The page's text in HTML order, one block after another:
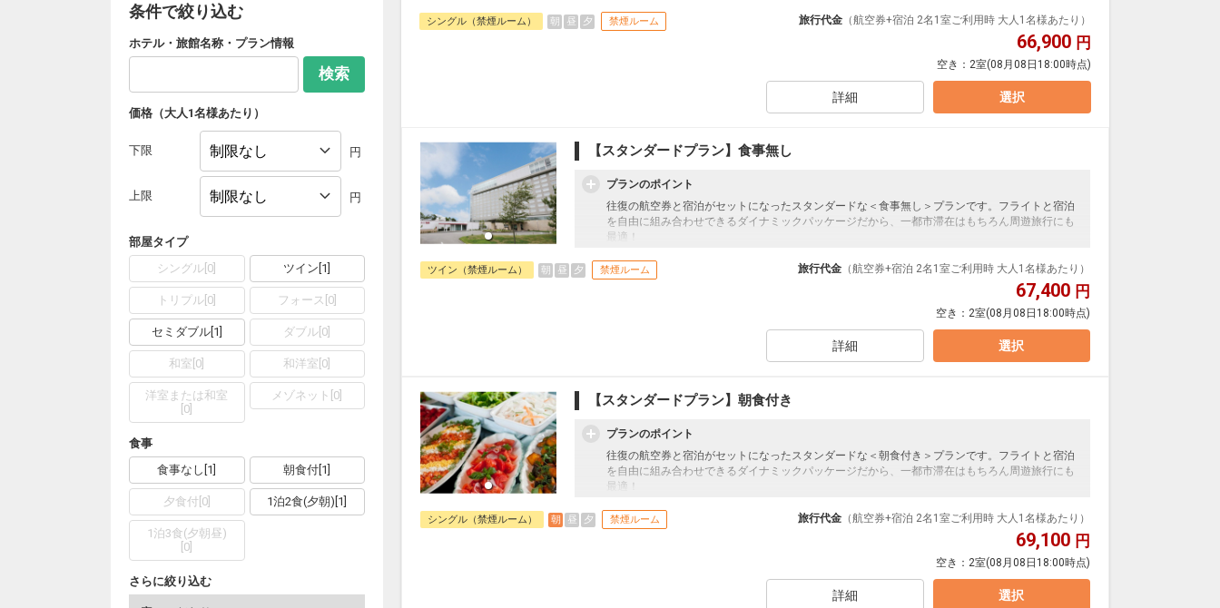
条件で絞り込む
ホテル・旅館名称・プラン情報
検索
価格（大人1名様あたり）
下限 円
上限 円
部屋タイプ
シングル 0 ツイン 1
トリプル 0 フォース 0]
セミダブル[ 1 ダブル 0
和室 0 和洋室 0
洋室または和室
0
メゾネット 0
食事
食事なし 1 朝食付 1
夕食付 0] 1泊2食(夕朝) 1
1泊3食(夕朝昼)
0
さらに絞り込む
フライトは、安心のJAL（またはJALグループ）確約！フライトマイル50%貯まります。
オプションでレンタカーや現地交通・体験プランなどの追加（同時予約）が可能なプランもござ
シングル（禁煙ルーム） 朝 昼 夕 禁煙ルーム 旅行代金 （航空券+宿泊 2名1室ご利用時 大人1名様あたり）
66,900 円
空き： 2室(08月08日18:00時点)
詳細 選択
【スタンダードプラン】食事無し
プランのポイント
往復の航空券と宿泊がセットになったスタンダードな＜食事無し＞プランです。フライトと宿泊
を自由に組み合わせできるダイナミックパッケージだから、一都市滞在はもちろん周遊旅行にも
最適！
フライトは、安心のJAL（またはJALグループ）確約！フライトマイル50%貯まります。
オプションでレンタカーや現地交通・体験プランなどの追加（同時予約）が可能なプランもござ
ツイン（禁煙ルーム） 朝 昼 夕 禁煙ルーム 旅行代金 （航空券+宿泊 2名1室ご利用時 大人1名様あたり）
67,400 円
空き： 2室(08月08日18:00時点)
詳細 選択
【スタンダードプラン】朝食付き
プランのポイント
往復の航空券と宿泊がセットになったスタンダードな＜朝食付き＞プランです。フライトと宿泊
を自由に組み合わせできるダイナミックパッケージだから、一都市滞在はもちろん周遊旅行にも
最適！
フライトは、安心のJAL（またはJALグループ）確約！フライトマイル50%貯まります。
オプションでレンタカーや現地交通・体験プランなどの追加（同時予約）が可能なプランもござ
シングル（禁煙ルーム） 朝 昼 夕 禁煙ルーム 旅行代金 （航空券+宿泊 2名1室ご利用時 大人1名様あたり）
69,100 円
空き： 2室(08月08日18:00時点)
詳細 選択